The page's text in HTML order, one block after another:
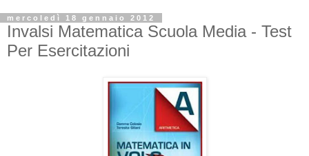
mercoledì 18 gennaio 2012
Invalsi Matematica Scuola Media - Test
Per Esercitazioni